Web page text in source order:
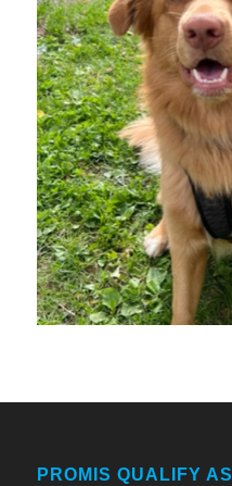
PROMIS QUALIFY AS